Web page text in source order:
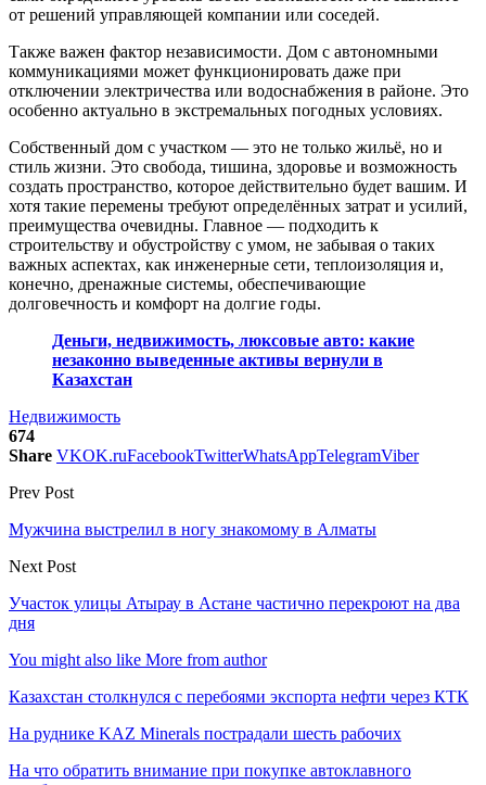
от решений управляющей компании или соседей.
Также важен фактор независимости. Дом с автономными
коммуникациями может функционировать даже при
отключении электричества или водоснабжения в районе. Это
особенно актуально в экстремальных погодных условиях.
Собственный дом с участком — это не только жильё, но и
стиль жизни. Это свобода, тишина, здоровье и возможность
создать пространство, которое действительно будет вашим. И
хотя такие перемены требуют определённых затрат и усилий,
преимущества очевидны. Главное — подходить к
строительству и обустройству с умом, не забывая о таких
важных аспектах, как инженерные сети, теплоизоляция и,
конечно, дренажные системы, обеспечивающие
долговечность и комфорт на долгие годы.
Деньги, недвижимость, люксовые авто: какие
незаконно выведенные активы вернули в
Казахстан
Недвижимость
674
Share VKOK.ruFacebookTwitterWhatsAppTelegramViber
Prev Post
Мужчина выстрелил в ногу знакомому в Алматы
Next Post
Участок улицы Атырау в Астане частично перекроют на два
дня
You might also like More from author
Казахстан столкнулся с перебоями экспорта нефти через КТК
На руднике KAZ Minerals пострадали шесть рабочих
На что обратить внимание при покупке автоклавного